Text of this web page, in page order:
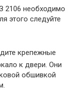
2106 необходимо
этого следуйте
крепежные
к двери. Они
обшивкой